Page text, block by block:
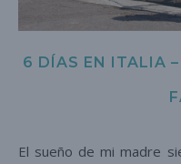
6 DÍAS EN ITALIA
El sueño de mi madre siempre había sido visitar Venecia.